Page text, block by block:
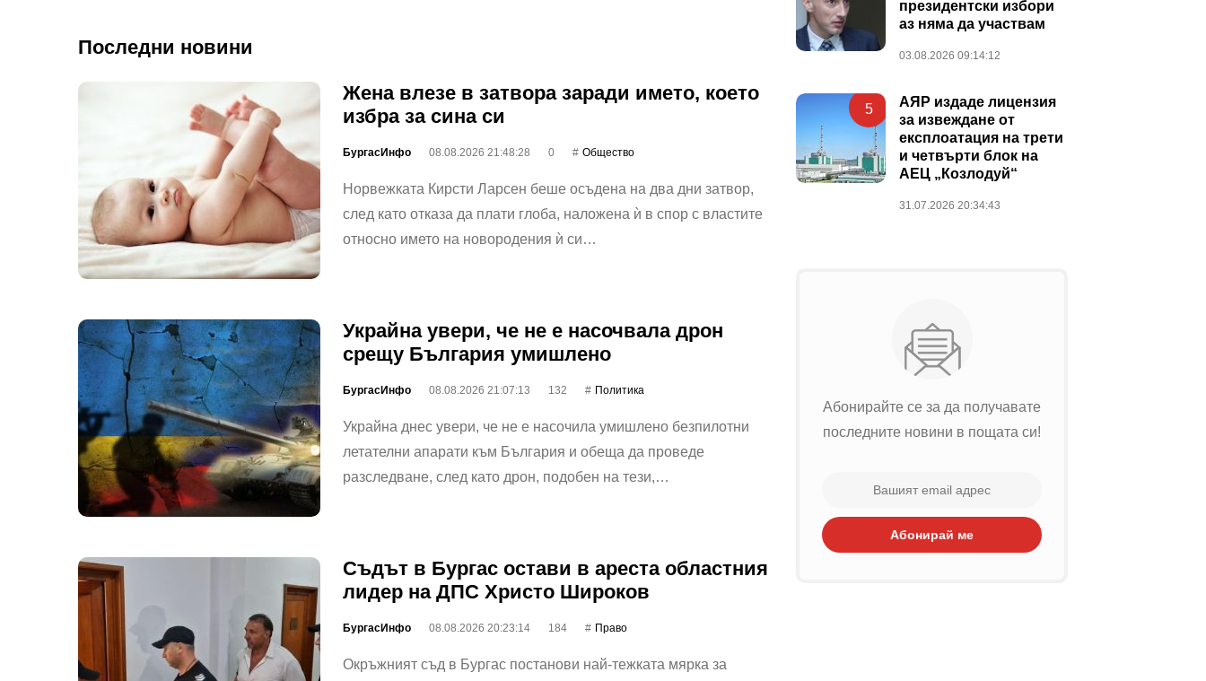
Последни новини
Жена влезе в затвора заради името, което
избра за сина си
БургасИнфо 08.08.2026 21:48:28 0 Общество
Норвежката Кирсти Ларсен беше осъдена на два дни затвор,
след като отказа да плати глоба, наложена ѝ в спор с властите
относно името на новородения ѝ си…
Украйна увери, че не е насочвала дрон
срещу България умишлено
БургасИнфо 08.08.2026 21:07:13 132 Политика
Украйна днес увери, че не е насочила умишлено безпилотни
летателни апарати към България и обеща да проведе
разследване, след като дрон, подобен на тези,…
Съдът в Бургас остави в ареста областния
лидер на ДПС Христо Широков
БургасИнфо 08.08.2026 20:23:14 184 Право
Окръжният съд в Бургас постанови най-тежката мярка за
президентски избори
аз няма да участвам
03.08.2026 09:14:12
5
АЯР издаде лицензия
за извеждане от
експлоатация на трети
и четвърти блок на
АЕЦ „Козлодуй“
31.07.2026 20:34:43
Абонирайте се за да получавате
последните новини в пощата си!
Абонирай ме